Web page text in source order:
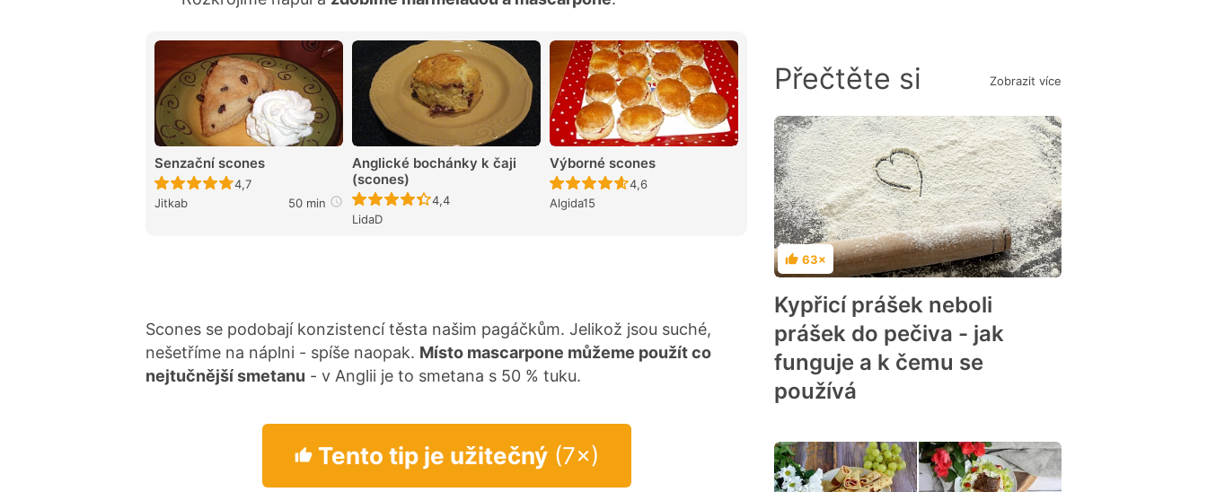
Senzační scones
Recept ještě nebyl hodnocen
4,7
Jitkab
50 min
Anglické bochánky k čaji
(scones)
Recept ještě nebyl hodnocen
4,4
LidaD
Výborné scones
Recept ještě nebyl hodnocen
4,6
Algida15
Scones se podobají konzistencí těsta našim pagáčkům. Jelikož jsou suché,
nešetříme na náplni - spíše naopak. Místo mascarpone můžeme použít co
nejtučnější smetanu - v Anglii je to smetana s 50 % tuku.
Tento tip je užitečný(7×)
Přečtěte si Zobrazit více
Hodnocení
63×
Kypřicí prášek neboli
prášek do pečiva - jak
funguje a k čemu se
používá